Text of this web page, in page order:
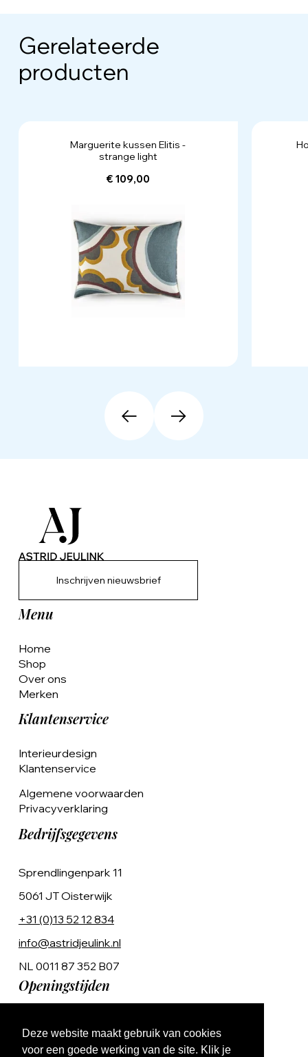
Deze website maakt gebruik van cookies
voor een goede werking van de site. Klik je
Gerelateerde
producten
Marguerite kussen Elitis -
strange light
€ 109,00
Inschrijven nieuwsbrief
Menu
Home
Shop
Over ons
Merken
Klantenservice
Interieurdesign
Klantenservice
Algemene voorwaarden
Privacyverklaring
Bedrijfsgegevens
Sprendlingenpark 11
5061 JT Oisterwijk
+31 (0)13 52 12 834
info@astridjeulink.nl
NL 0011 87 352 B07
Openingstijden
Ma t/m Vr 9:00 - 17:00